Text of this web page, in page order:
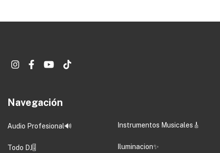
Navegación
Audio Profesional🔊 Instrumentos Musicales🎸
Todo DJ🎚️ Iluminacion✨